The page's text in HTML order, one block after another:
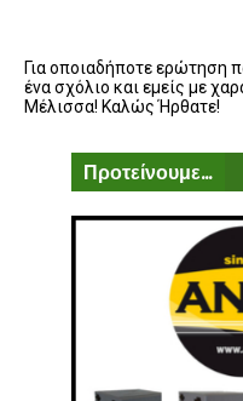
Για οποιαδήποτε ερώτηση
ένα σχόλιο και εμείς με
Μέλισσα! Καλώς Ήρθατε!
Προτείνουμε...